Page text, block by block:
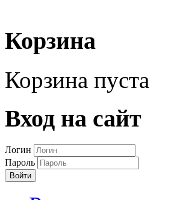
Корзина
Корзина пуста
Вход на сайт
Логин
Пароль
Войти